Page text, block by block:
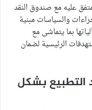
عليه مع صندوق النقد
أن جميع الإجراءات والسياسات مبنية
آلياتها بما يتماشى مع
الرئيسية لضمان
بشكل